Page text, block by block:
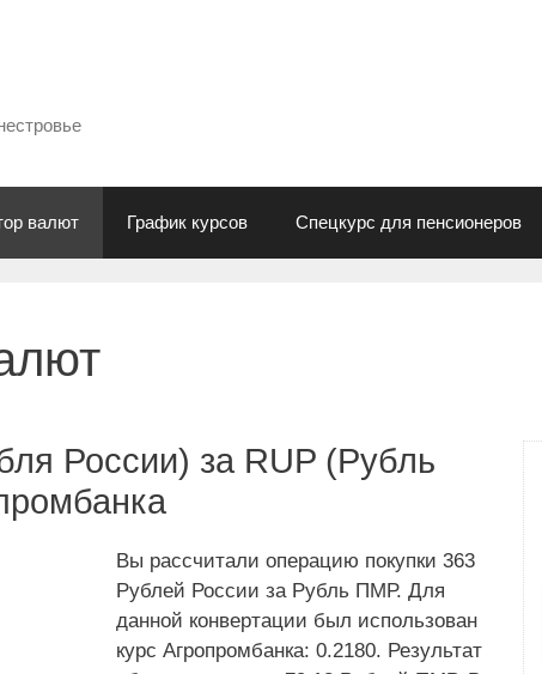
валют График курсов Спецкурс для пенсионеров
России) за RUP (Рубль
Вы рассчитали операцию покупки 363
Рублей России за Рубль ПМР. Для
данной конвертации был использован
курс Агропромбанка: 0.2180. Результат